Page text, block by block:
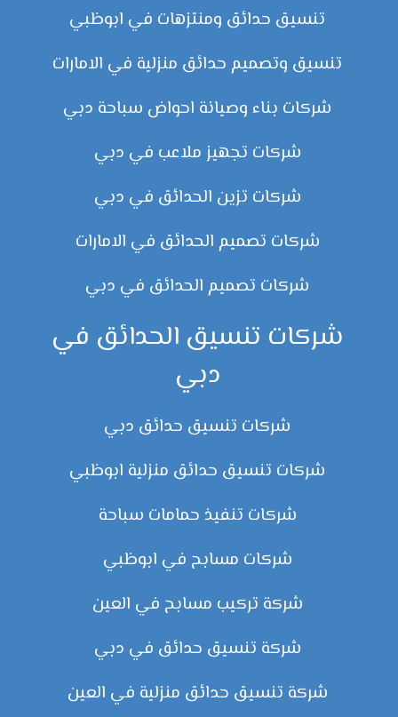
تنسيق حدائق ومنتزهات في ابوظبي
تنسيق وتصميم حدائق منزلية في الامارات
شركات بناء وصيانة احواض سباحة دبي
شركات تجهيز ملاعب في دبي
شركات تزين الحدائق في دبي
شركات تصميم الحدائق في الامارات
شركات تصميم الحدائق في دبي
شركات تنسيق الحدائق في
دبي
شركات تنسيق حدائق دبي
شركات تنسيق حدائق منزلية ابوظبي
شركات تنفيذ حمامات سباحة
شركات مسابح في ابوظبي
شركة تركيب مسابح في العين
شركة تنسيق حدائق في دبي
شركة تنسيق حدائق منزلية في العين